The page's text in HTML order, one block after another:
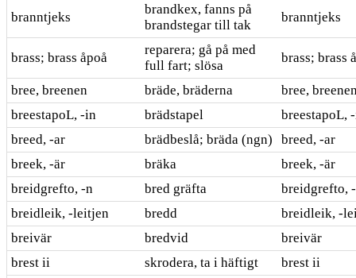
branntjeks
brandkex, fanns på
brandstegar till tak
branntjeks
brass; brass åpoå
reparera; gå på med
full fart; slösa
brass; brass
bree, breenen bräde, bräderna
bree,
breestapoL, -in
brädstapel
breestapoL,
breed, -ar
brädbeslå; bräda (ngn)
breed, -ar
breek, -är
bräka
breek, -är
breidgrefto, -n
bred gräfta
breidgrefto,
breidleik, -leitjen
bredd
breidleik, -
breivär
bredvid
breivär
brest ii
skrodera, ta i häftigt
brest ii